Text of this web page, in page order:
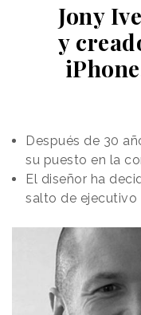
Jony
y
Después de 30
su puesto en la
El diseñor ha
salto de ejecutivo